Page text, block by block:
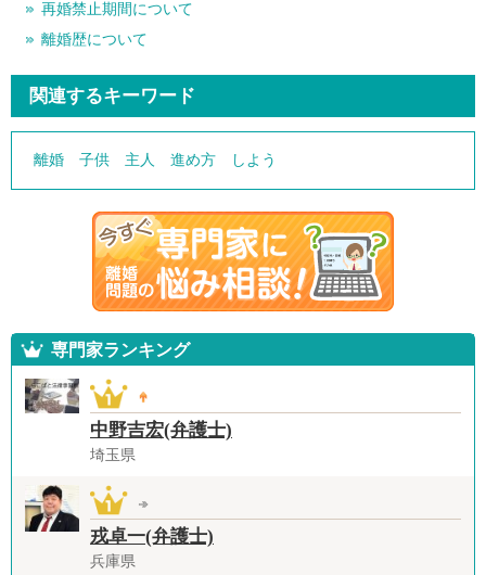
再婚禁止期間について
離婚歴について
関連するキーワード
離婚 子供 主人 進め方 しよう
専門家ランキング
中野吉宏(弁護士)
埼玉県
戎卓一(弁護士)
兵庫県